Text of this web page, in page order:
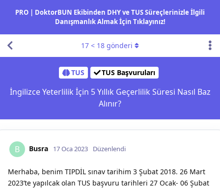
PRO | DoktorBUN Ekibinden DHY ve TUS Süreçlerinizle İlgili
Danışmanlık Almak İçin Tıklayınız!
TUS TUS Başvuruları
İngilizce Yeterlilik İçin 5 Yıllık Geçerlilik Süresi Nasıl Baz
Alınır?
17 < 18 gönderi
B Busra 17 Oca 2023 Düzenlendi
Merhaba, benim TIPDİL sınav tarihim 3 Şubat 2018. 26 Mart
2023’te yapılcak olan TUS başvuru tarihleri 27 Ocak- 06 Şubat